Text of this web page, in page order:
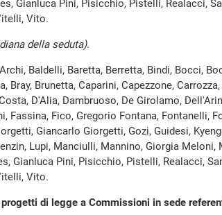
Gianluca Pini, Pisicchio, Pistelli, Realacci,
Vito.
della seduta).
Baldelli, Baretta, Berretta, Bindi, Bocci,
Bray, Brunetta, Caparini, Capezzone,
D'Alia, Dambruoso, De Girolamo,
Fassina, Fico, Gregorio Fontana, Fontanelli,
Giancarlo Giorgetti, Gozi, Guidesi,
Lupi, Manciulli, Mannino, Giorgia
Gianluca Pini, Pisicchio, Pistelli, Realacci,
Vito.
di legge a Commissioni in sede